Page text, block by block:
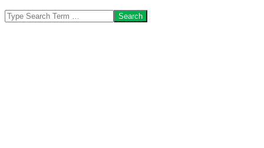
Search